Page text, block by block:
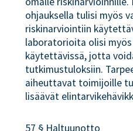
ohjauksella tulisi myös
riskinarviointiin
laboratorioita olisi
käytettävissä, jotta
tutkimustuloksiin.
aiheuttavat toimijoille
lisäävät
57 § Haltuunotto